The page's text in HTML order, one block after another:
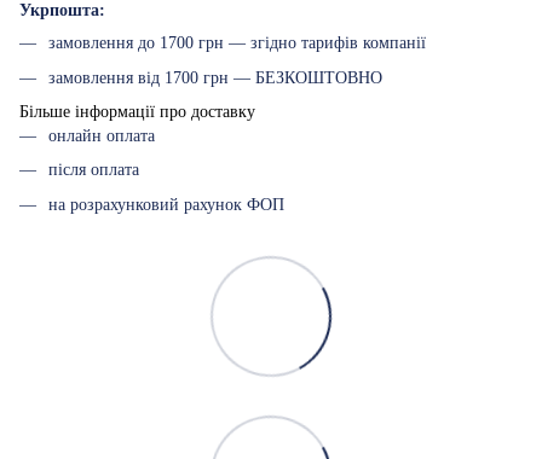
Укрпошта:
замовлення до 1700 грн — згідно тарифів компанії
замовлення від 1700 грн — БЕЗКОШТОВНО
Більше інформації про доставку
онлайн оплата
після оплата
на розрахунковий рахунок ФОП